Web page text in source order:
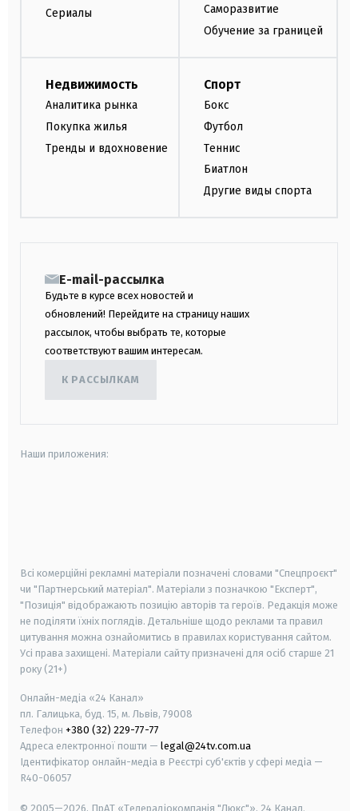
Сериалы
Саморазвитие
Обучение за границей
Недвижимость
Аналитика рынка
Покупка жилья
Тренды и вдохновение
Спорт
Бокс
Футбол
Теннис
Биатлон
Другие виды спорта
E-mail-рассылка
Будьте в курсе всех новостей и
обновлений! Перейдите на страницу наших
рассылок, чтобы выбрать те, которые
соответствуют вашим интересам.
К РАССЫЛКАМ
Наши приложения:
Всі комерційні рекламні матеріали позначені словами "Спецпроєкт"
чи "Партнерський матеріал". Матеріали з позначкою "Експерт",
"Позиція" відображають позицію авторів та героїв. Редакція може
не поділяти їхніх поглядів. Детальніше щодо реклами та правил
цитування можна ознайомитись в правилах користування сайтом.
Усі права захищені. Матеріали сайту призначені для осіб старше 21
року (21+)
Онлайн-медіа «24 Канал»
пл. Галицька, буд. 15, м. Львів, 79008
Телефон +380 (32) 229-77-77
Адреса електронної пошти — legal@24tv.com.ua
Ідентифікатор онлайн-медіа в Реєстрі суб'єктів у сфері медіа —
R40-06057
© 2005—2026, ПрАТ «Телерадіокомпанія "Люкс"», 24 Канал.